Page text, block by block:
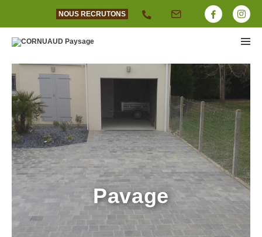
NOUS RECRUTONS
Pavage